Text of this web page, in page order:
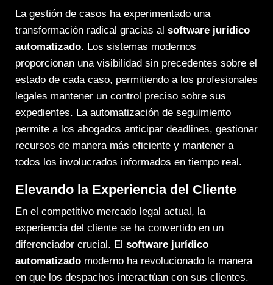
La gestión de casos ha experimentado una
transformación radical gracias al software jurídico
automatizado. Los sistemas modernos
proporcionan una visibilidad sin precedentes sobre el
estado de cada caso, permitiendo a los profesionales
legales mantener un control preciso sobre sus
expedientes. La automatización de seguimiento
permite a los abogados anticipar deadlines, gestionar
recursos de manera más eficiente y mantener a
todos los involucrados informados en tiempo real.
Elevando la Experiencia del Cliente
En el competitivo mercado legal actual, la
experiencia del cliente se ha convertido en un
diferenciador crucial. El software jurídico
automatizado moderno ha revolucionado la manera
en que los despachos interactúan con sus clientes.